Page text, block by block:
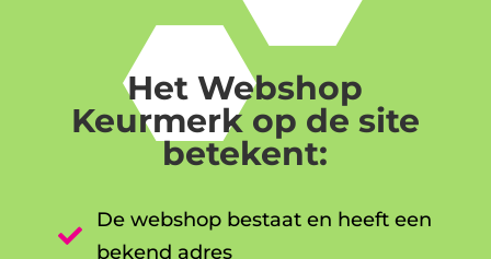
Het Webshop
Keurmerk op de site
betekent:

De webshop bestaat en heeft een
bekend adres